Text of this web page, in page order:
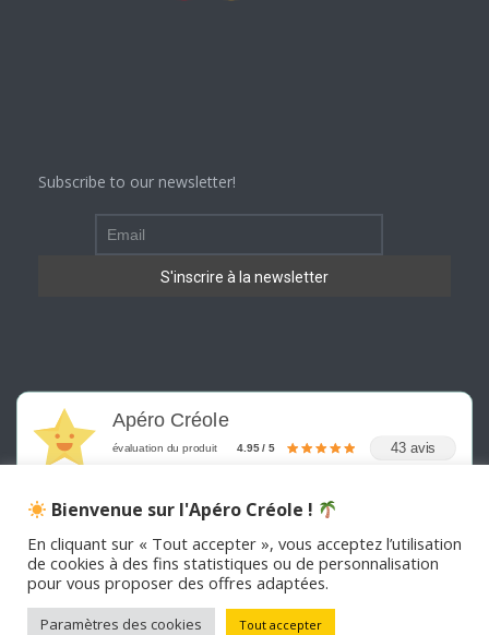
Subscribe to our newsletter!
Apéro Créole
évaluation du produit 4.95 / 5 43 avis
©2026 APERO CREOLE . Tous les droits sont réservés
Bienvenue sur l'Apéro Créole !
En cliquant sur « Tout accepter », vous acceptez l’utilisation
de cookies à des fins statistiques ou de personnalisation
pour vous proposer des offres adaptées.
Paramètres des cookies Tout accepter